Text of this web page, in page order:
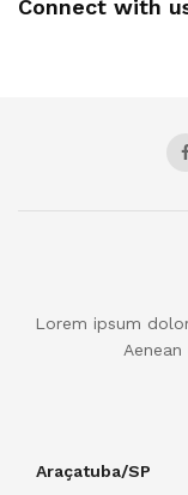
Connect with
Lorem ipsum
Araçatuba/SP